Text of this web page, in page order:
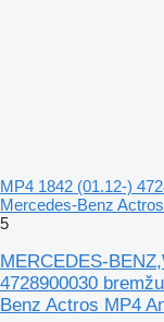
MP4 1842 (01.12-)
Mercedes-Benz
5
MERCEDES-
4728900030
Benz Actros MP4